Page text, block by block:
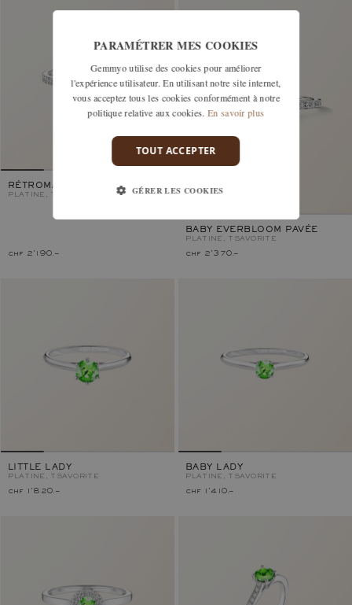
RÉTROMANTIQUE S PAVÉE
PLATINE, TSAVORITE
chf 2'190.–
BABY EVERBLOOM PAVÉE
PLATINE, TSAVORITE
chf 2'370.–
LITTLE LADY
PLATINE, TSAVORITE
chf 1'820.–
BABY LADY
PLATINE, TSAVORITE
chf 1'410.–
PARAMÉTRER MES COOKIES
Gemmyo utilise des cookies pour améliorer
l'expérience utilisateur. En utilisant notre site internet,
vous acceptez tous les cookies conformément à notre
politique relative aux cookies. En savoir plus
TOUT ACCEPTER
GÉRER LES COOKIES